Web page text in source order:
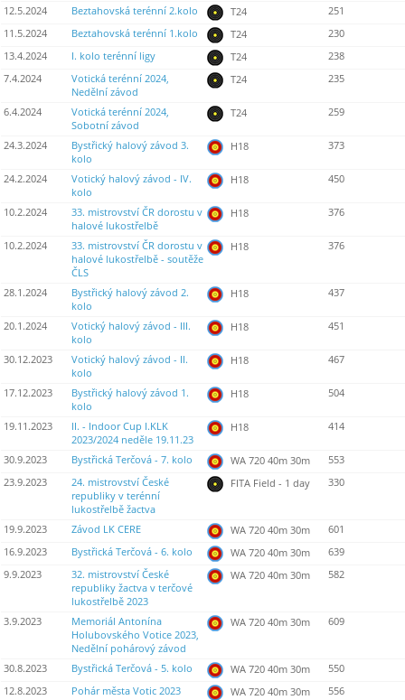
12.5.2024
Beztahovská terénní 2.kolo T24
251
11.5.2024
Beztahovská terénní 1.kolo T24
230
13.4.2024
I. kolo terénní ligy T24
238
7.4.2024
Votická terénní 2024,
Nedělní závod
T24 235
6.4.2024
Votická terénní 2024,
Sobotní závod
T24 259
24.3.2024
Bystřický halový závod 3.
kolo
H18 373
24.2.2024
Votický halový závod - IV.
kolo
H18 450
10.2.2024
33. mistrovství ČR dorostu v
halové lukostřelbě
H18 376
10.2.2024
33. mistrovství ČR dorostu v
halové lukostřelbě - soutěže
ČLS
H18 376
28.1.2024
Bystřický halový závod 2.
kolo
H18 437
20.1.2024
Votický halový závod - III.
kolo
H18 451
30.12.2023
Votický halový závod - II.
kolo
H18 467
17.12.2023
Bystřický halový závod 1.
kolo
H18 504
19.11.2023
II. - Indoor Cup I.KLK
2023/2024 neděle 19.11.23
H18 414
30.9.2023 Bystřická Terčová - 7. kolo WA 720 40m 30m
553
23.9.2023
24. mistrovství České
republiky v terénní
lukostřelbě žactva
FITA Field - 1 day 330
19.9.2023 Závod LK CERE WA 720 40m 30m
601
16.9.2023
Bystřická Terčová - 6. kolo WA 720 40m 30m
639
9.9.2023
32. mistrovství České
republiky žactva v terčové
lukostřelbě 2023
WA 720 40m 30m 582
3.9.2023
Memoriál Antonína
Holubovského Votice 2023,
Nedělní pohárový závod
WA 720 40m 30m 609
30.8.2023 Bystřická Terčová - 5. kolo WA 720 40m 30m
550
12.8.2023
Pohár města Votic 2023 WA 720 40m 30m 556